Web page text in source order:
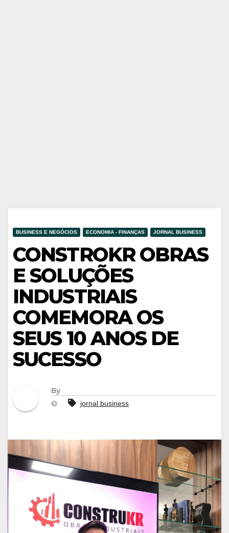
BUSINESS E NEGÓCIOS ECONOMIA - FINANÇAS JORNAL BUSINESS
CONSTROKR OBRAS
E SOLUÇÕES
INDUSTRIAIS
COMEMORA OS
SEUS 10 ANOS DE
SUCESSO
By
jornal business